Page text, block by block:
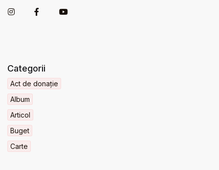
Categorii
Act de donație
Album
Articol
Buget
Carte